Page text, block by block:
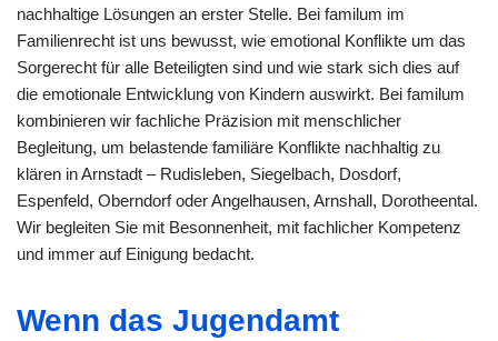
nachhaltige Lösungen an erster Stelle. Bei familum im
Familienrecht ist uns bewusst, wie emotional Konflikte um das
Sorgerecht für alle Beteiligten sind und wie stark sich dies auf
die emotionale Entwicklung von Kindern auswirkt. Bei familum
kombinieren wir fachliche Präzision mit menschlicher
Begleitung, um belastende familiäre Konflikte nachhaltig zu
klären in Arnstadt – Rudisleben, Siegelbach, Dosdorf,
Espenfeld, Oberndorf oder Angelhausen, Arnshall, Dorotheental.
Wir begleiten Sie mit Besonnenheit, mit fachlicher Kompetenz
und immer auf Einigung bedacht.
Wenn das Jugendamt